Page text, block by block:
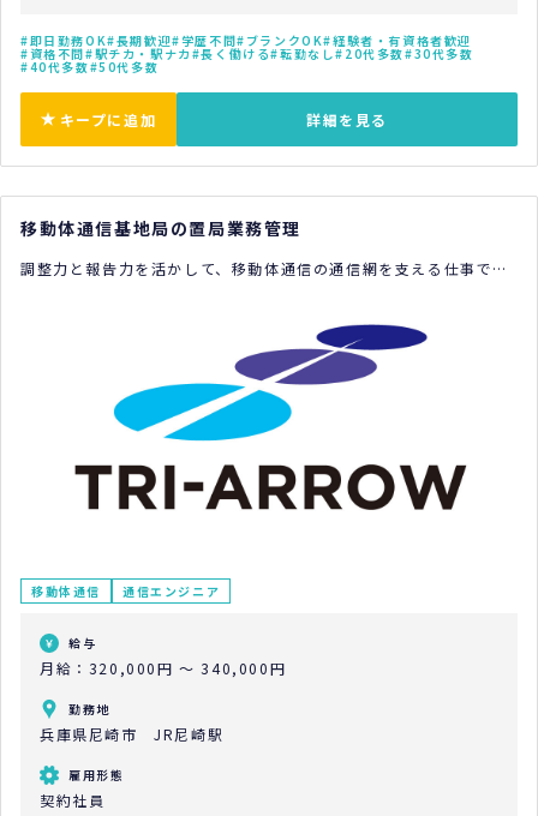
即日勤務OK 長期歓迎 学歴不問 ブランクOK 経験者・有資格者歓迎
資格不問 駅チカ・駅ナカ 長く働ける 転勤なし 20代多数 30代多数
40代多数 50代多数
キープに追加 詳細を見る
移動体通信基地局の置局業務管理
調整力と報告力を活かして、移動体通信の通信網を支える仕事で
移動体通信 通信エンジニア
給与
月給：320,000円 ～ 340,000円
勤務地
兵庫県尼崎市 JR尼崎駅
雇用形態
契約社員